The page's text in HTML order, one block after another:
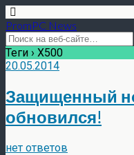
PromPC News
Теги › X500
20.05.2014
Защищенный
обновился!
нет ответов